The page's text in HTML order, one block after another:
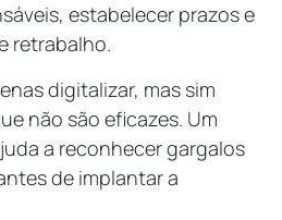
estabelecer prazos e
retrabalho.
digitalizar, mas sim
não são eficazes. Um
a reconhecer gargalos
de implantar a